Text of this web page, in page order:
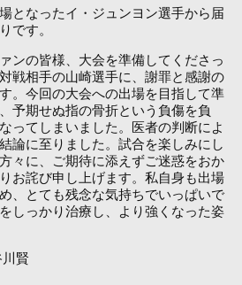
となったイ・ジュンヨン選手から届
です。
ンの皆様、大会を準備してくださっ
戦相手の山崎選手に、謝罪と感謝の
。今回の大会への出場を目指して準
予期せぬ指の骨折という負傷を負
ってしまいました。医者の判断によ
論に至りました。試合を楽しみにし
々に、ご期待に添えずご迷惑をおか
お詫び申し上げます。私自身も出場
、とても残念な気持ちでいっぱいで
しっかり治療し、より強くなった姿
賢